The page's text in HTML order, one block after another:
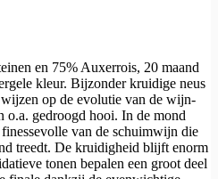
en 75% Auxerrois, 20 maand
kleur. Bijzonder kruidige neus
wijzen op de evolutie van de wijn-
o.a. gedroogd hooi. In de mond
van de schuimwijn die
treedt. De kruidigheid blijft enorm
tonen bepalen een groot deel